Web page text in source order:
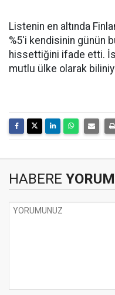
Listenin en altında
%5'i kendisinin günün
hissettiğini ifade etti.
mutlu ülke olarak
HABERE